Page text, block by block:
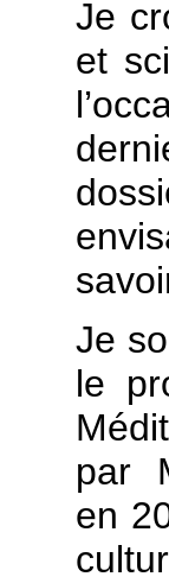
Je
et
Je
le
par
en